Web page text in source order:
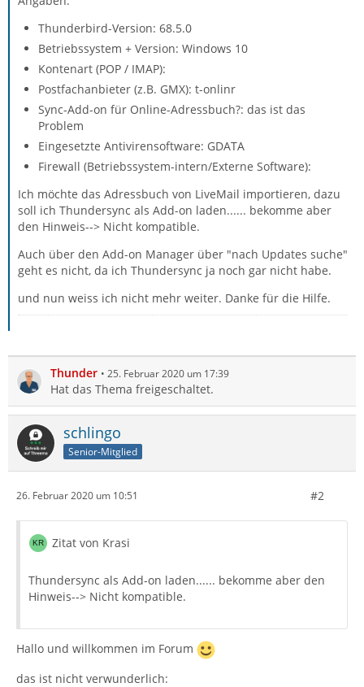
Thunderbird-Version: 68.5.0
Betriebssystem + Version: Windows 10
Kontenart (POP / IMAP):
Postfachanbieter (z.B. GMX): t-onlinr
Sync-Add-on für Online-Adressbuch?: das ist das
Problem
Eingesetzte Antivirensoftware: GDATA
Firewall (Betriebssystem-intern/Externe Software):
Ich möchte das Adressbuch von LiveMail importieren, dazu
soll ich Thundersync als Add-on laden...... bekomme aber
den Hinweis--> Nicht kompatible.
Auch über den Add-on Manager über "nach Updates suche"
geht es nicht, da ich Thundersync ja noch gar nicht habe.
und nun weiss ich nicht mehr weiter. Danke für die Hilfe.
Thunder 25. Februar 2020 um 17:39
Hat das Thema freigeschaltet.
schlingo
Senior-Mitglied
26. Februar 2020 um 10:51 #2
Zitat von Krasi
Thundersync als Add-on laden...... bekomme aber den
Hinweis--> Nicht kompatible.
Hallo und willkommen im Forum
das ist nicht verwunderlich: